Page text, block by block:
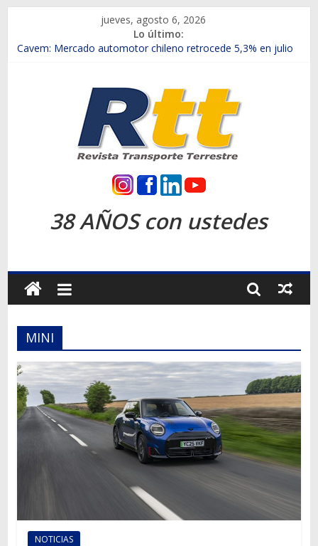
contenido
jueves, agosto 6, 2026
Lo último:
Chile es el primer mercado internacional en lanzar la nueva
Salfa suma vehículos electrificados de Chevrolet en el Biobío
Samex amplía su red con nuevas sucursales en Rancagua y
SINOTRUK Pick-ups presentó la recién estrenada Bolden en
la Expo Compras Públicas 2026
Revista
Transporte
Terrestre
Autos,
camiones,
motos,
información
del
mundo
38 AÑOS con ustedes
MINI
NOTICIAS